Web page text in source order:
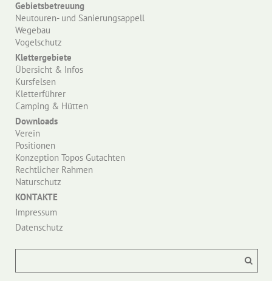
Gebietsbetreuung
Neutouren- und Sanierungsappell
Wegebau
Vogelschutz
Klettergebiete
Übersicht & Infos
Kursfelsen
Kletterführer
Camping & Hütten
Downloads
Verein
Positionen
Konzeption Topos Gutachten
Rechtlicher Rahmen
Naturschutz
KONTAKTE
Impressum
Datenschutz